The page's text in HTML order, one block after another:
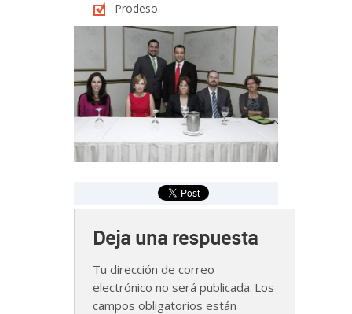
Prodeso
Deja una respuesta
Tu dirección de correo
electrónico no será publicada. Los
campos obligatorios están